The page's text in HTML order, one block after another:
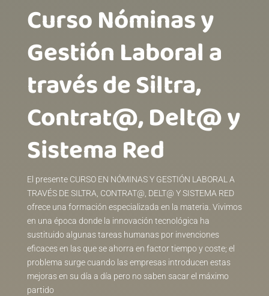
Curso Nóminas y
Gestión Laboral a
través de Siltra,
Contrat@, Delt@ y
Sistema Red
El presente CURSO EN NÓMINAS Y GESTIÓN LABORAL A
TRAVÉS DE SILTRA, CONTRAT@, DELT@ Y SISTEMA RED
ofrece una formación especializada en la materia. Vivimos
en una época donde la innovación tecnológica ha
sustituido algunas tareas humanas por invenciones
eficaces en las que se ahorra en factor tiempo y coste; el
problema surge cuando las empresas introducen estas
mejoras en su día a día pero no saben sacar el máximo
partido